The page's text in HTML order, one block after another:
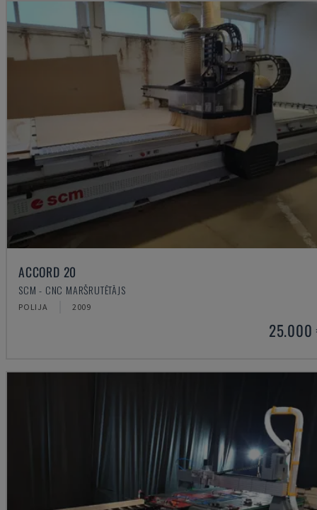
ACCORD 20
SCM - CNC MARŠRUTĒTĀJS
POLIJA 2009
25.000